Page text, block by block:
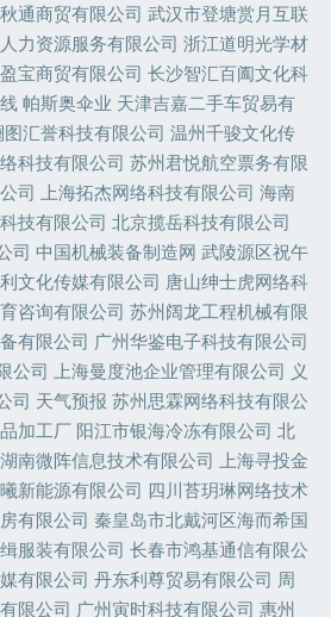
通商贸有限公司 武汉市登塘赏月互联
力资源服务有限公司 浙江道明光学材
宝商贸有限公司 长沙智汇百阖文化科
帕斯奥伞业 天津吉嘉二手车贸易有
汇誉科技有限公司 温州千骏文化传
科技有限公司 苏州君悦航空票务有限
司 上海拓杰网络科技有限公司 海南
技有限公司 北京揽岳科技有限公司
司 中国机械装备制造网 武陵源区祝午
文化传媒有限公司 唐山绅士虎网络科
咨询有限公司 苏州阔龙工程机械有限
有限公司 广州华鉴电子科技有限公司
公司 上海曼度池企业管理有限公司 义
司 天气预报 苏州思霖网络科技有限公
加工厂 阳江市银海冷冻有限公司 北
湖南微阵信息技术有限公司 上海寻投金
新能源有限公司 四川苔玥琳网络技术
有限公司 秦皇岛市北戴河区海而希国
服装有限公司 长春市鸿基通信有限公
有限公司 丹东利尊贸易有限公司 周
限公司 广州寅时科技有限公司 惠州